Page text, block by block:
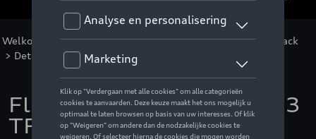
Welkom Catalogus Audi >Packs >Fleet Protection Pack
> Detail
Fleet Protection Pack Q3
TFSI e